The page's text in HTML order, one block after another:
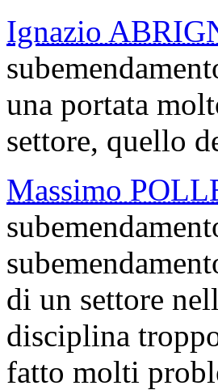
Ignazio
una portata
settore, quello
Massimo
di un settore
disciplina
fatto molti